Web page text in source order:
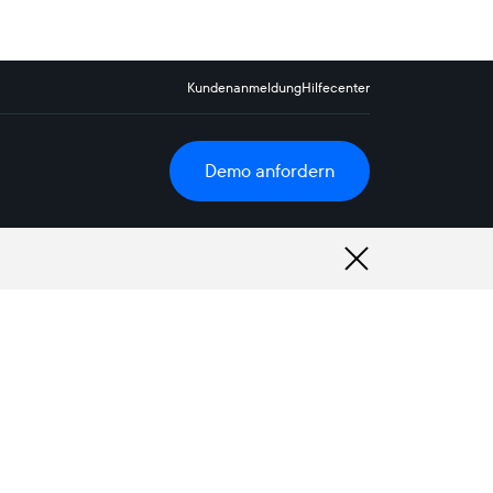
KundenanmeldungHilfecenter
Demo anfordern